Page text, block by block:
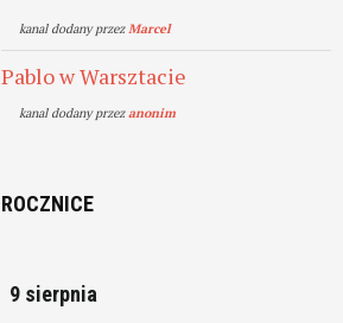
kanal dodany przezMarcel
Pablo w Warsztacie
kanal dodany przezanonim
ROCZNICE
9 sierpnia